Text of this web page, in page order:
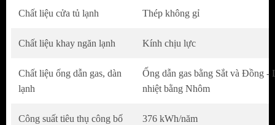
Bảng điều khiển được thiết kế ở vị trí thuận
điều chỉnh nhiệt độ, các chế độ làm lạnh
nhanh, cấp đông, tiết kiệm điện và nhiều tính
Chất liệu cửa tủ lạnh Thép không gỉ
Chất liệu khay ngăn lạnh Kính chịu lực
Chất liệu ống dẫn gas, dàn
lạnh
Ống dẫn gas bằng Sắt và Đồng -
nhiệt bằng Nhôm
Công suất tiêu thụ công bố
376 kWh/năm